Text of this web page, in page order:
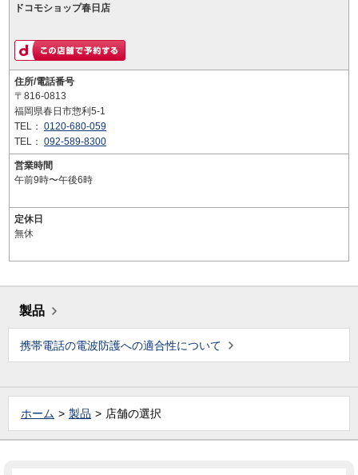
ドコモショップ春日店
住所/電話番号
〒816-0813
福岡県春日市惣利5-1
TEL： 0120-680-059
TEL： 092-589-8300
営業時間
午前9時〜午後6時
定休日
無休
製品
携帯電話の電波防護への適合性について
ホーム 製品 店舗の選択